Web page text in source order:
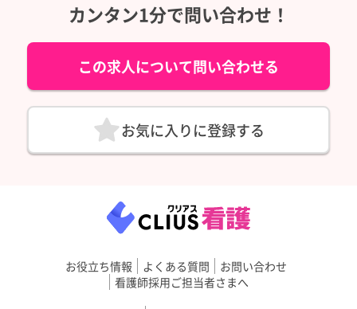
カンタン1分で問い合わせ！
この求人について問い合わせる
お気に入りに登録する
お役立ち情報 よくある質問
お問い合わせ
看護師採用ご担当者さまへ